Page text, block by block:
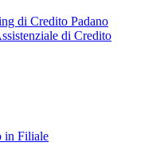
di Credito Padano
di Credito
in Filiale